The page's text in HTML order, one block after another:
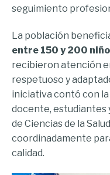
seguimiento
La población
entre 150 y 200
recibieron atención
respetuoso y
iniciativa contó con
docente, estudiantes
de Ciencias de la
coordinadamente
calidad.